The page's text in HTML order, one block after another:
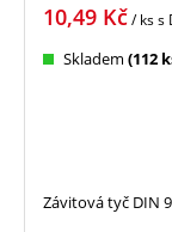
10,49 Kč/ kss
Skladem (112
Závitová tyč DIN